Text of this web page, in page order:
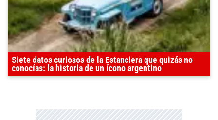
Siete datos curiosos de la Estanciera que quizás no
conocías: la historia de un ícono argentino